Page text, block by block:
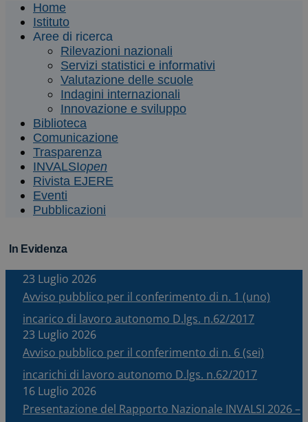
Home
Istituto
Aree di ricerca
Rilevazioni nazionali
Servizi statistici e informativi
Valutazione delle scuole
Indagini internazionali
Innovazione e sviluppo
Biblioteca
Comunicazione
Trasparenza
INVALSIopen
Rivista EJERE
Eventi
Pubblicazioni
In Evidenza
23 Luglio 2026
Avviso pubblico per il conferimento di n. 1 (uno)
incarico di lavoro autonomo D.lgs. n.62/2017
23 Luglio 2026
Avviso pubblico per il conferimento di n. 6 (sei)
incarichi di lavoro autonomo D.lgs. n.62/2017
16 Luglio 2026
Presentazione del Rapporto Nazionale INVALSI 2026 –